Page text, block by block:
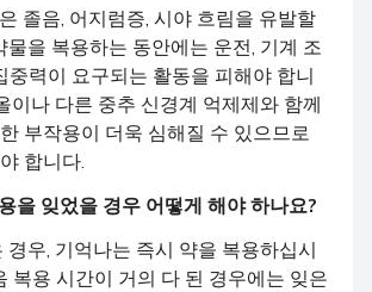
은 졸음, 어지럼증, 시야 흐림을 유발할
물을 복용하는 동안에는 운전, 기계 조
중력이 요구되는 활동을 피해야 합니
이나 다른 중추 신경계 억제제와 함께
부작용이 더욱 심해질 수 있으므로
합니다.
을 잊었을 경우 어떻게 해야 하나요?
경우, 기억나는 즉시 약을 복용하십시
복용 시간이 거의 다 된 경우에는 잊은